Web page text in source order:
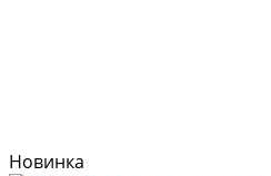
Новинка